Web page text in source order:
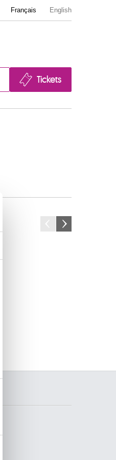
Français English
Tickets